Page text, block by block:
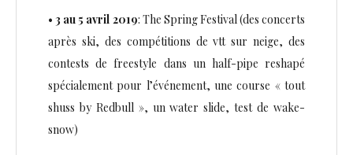
• 3 au 5 avril 2019: The Spring Festival (des concerts
après ski, des compétitions de vtt sur neige, des
contests de freestyle dans un half-pipe reshapé
spécialement pour l’événement, une course « tout
shuss by Redbull », un water slide, test de wake-
snow)